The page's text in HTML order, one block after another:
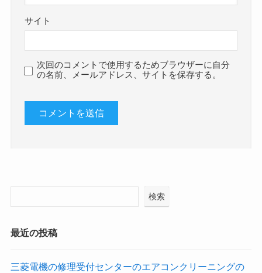
サイト
次回のコメントで使用するためブラウザーに自分
の名前、メールアドレス、サイトを保存する。
検索
最近の投稿
三菱電機の修理受付センターのエアコンクリーニングの